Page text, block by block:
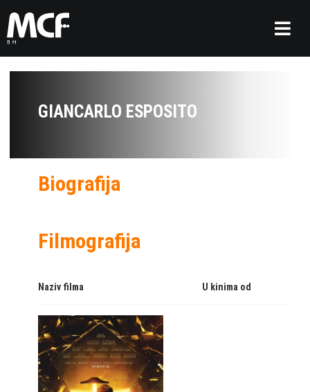
GIANCARLO ESPOSITO
Biografija
Filmografija
Naziv filma U kinima od